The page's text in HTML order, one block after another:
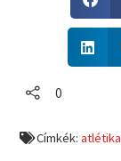
h
a
r
e
h
a
n
0
Címkék:atlétika